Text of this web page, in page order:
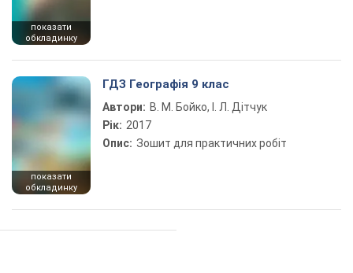
показати
обкладинку
показати
обкладинку
ГДЗ Географія 9 клас
Автори: В. М. Бойко, І. Л. Дітчук
Рік: 2017
Опис: Зошит для практичних робіт